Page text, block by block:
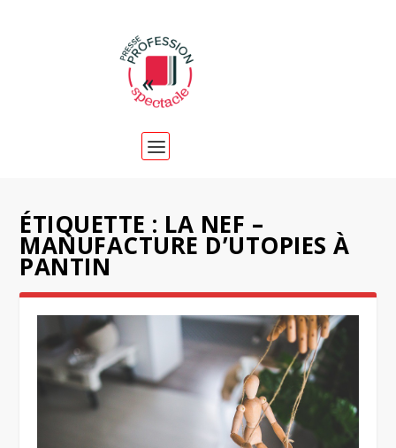
ÉTIQUETTE : LA NEF –
MANUFACTURE D’UTOPIES À
PANTIN